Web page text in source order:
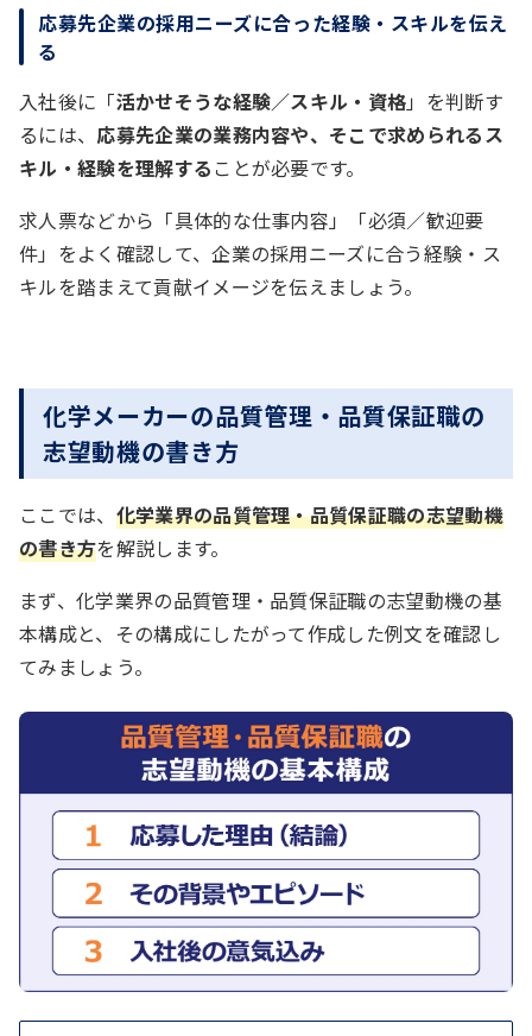
応募先企業の採用ニーズに合った経験・スキルを伝え
る
入社後に「活かせそうな経験／スキル・資格」を判断す
るには、 応募先企業の業務内容や、そこで求められるス
キル・経験を理解する ことが必要です。
求人票などから「具体的な仕事内容」「必須／歓迎要
件」をよく確認して、企業の採用ニーズに合う経験・ス
キルを踏まえて貢献イメージを伝えましょう。
化学メーカーの品質管理・品質保証職の
志望動機の書き方
ここでは、 化学業界の品質管理・品質保証職の志望動機
の書き方を解説します。
まず、化学業界の品質管理・品質保証職の志望動機の基
本構成と、その構成にしたがって作成した例文を確認し
てみましょう。